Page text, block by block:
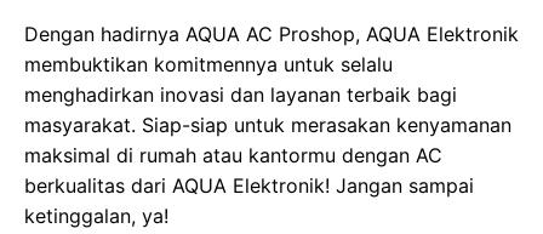
Dengan hadirnya AQUA AC Proshop, AQUA Elektronik
membuktikan komitmennya untuk selalu
menghadirkan inovasi dan layanan terbaik bagi
masyarakat. Siap-siap untuk merasakan kenyamanan
maksimal di rumah atau kantormu dengan AC
berkualitas dari AQUA Elektronik! Jangan sampai
ketinggalan, ya!